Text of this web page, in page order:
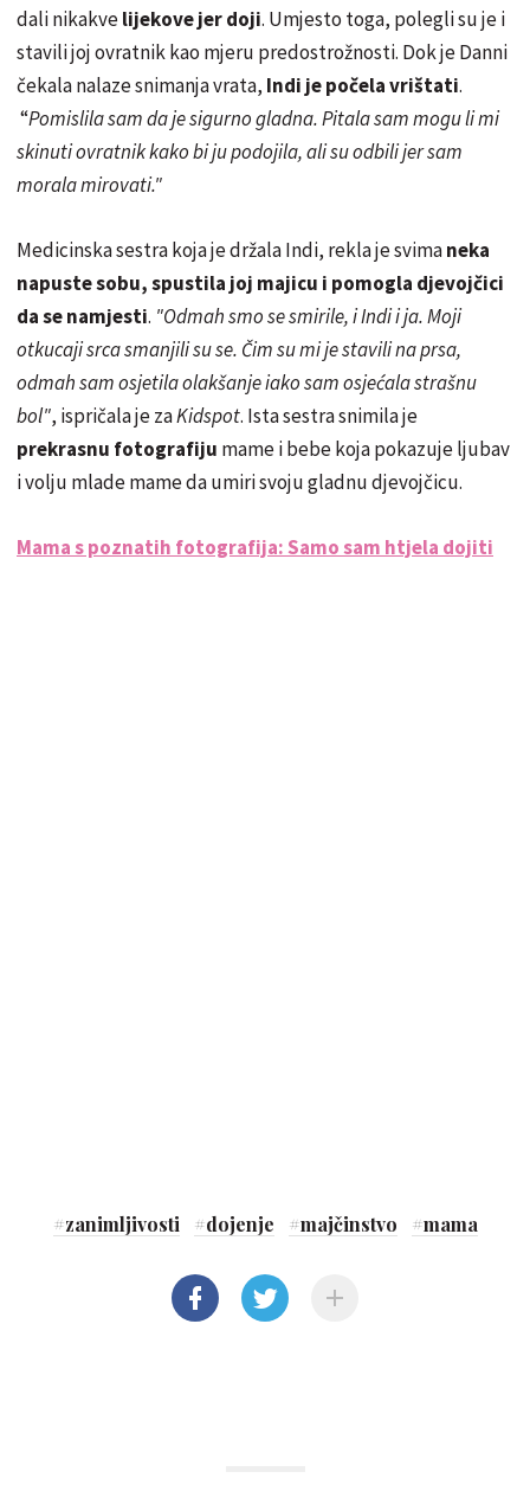
dali nikakvelijekove jer doji. Umjesto toga, polegli su je i
stavili joj ovratnik kao mjeru predostrožnosti. Dok je Danni
čekala nalaze snimanja vrata, Indi je počela vrištati.
“Pomislila sam da je sigurno gladna. Pitala sam mogu li mi
skinuti ovratnik kako bi ju podojila, ali su odbili jer sam
morala mirovati."
Medicinska sestra koja je držala Indi, rekla je svimaneka
napuste sobu, spustila joj majicu i pomogla djevojčici
da se namjesti. "Odmah smo se smirile, i Indi i ja. Moji
otkucaji srca smanjili su se. Čim su mi je stavili na prsa,
odmah sam osjetila olakšanje iako sam osjećala strašnu
bol", ispričala je zaKidspot. Ista sestra snimila je
prekrasnu fotografiju mame i bebe koja pokazuje ljubav
i volju mlade mame da umiri svoju gladnu djevojčicu.
Mama s poznatih fotografija: Samo sam htjela dojiti
#zanimljivosti #dojenje #majčinstvo #mama